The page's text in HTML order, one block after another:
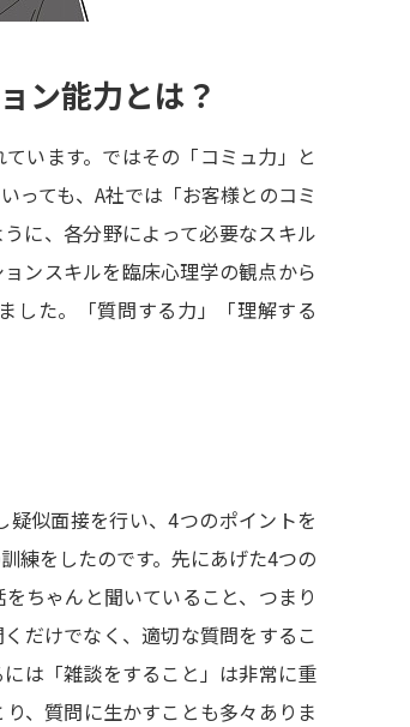
大学で学べる内容や特徴
新増設大学・学部・学科特集
新学年スタート号
オープンキャンパス検索
実施
来場型・Web型イベント特集
受験準備
ン能力とは？
います。ではその「コミュ力」と
ても、A社では「お客様とのコミ
に、各分野によって必要なスキル
ンスキルを臨床心理学の観点から
した。「質問する力」「理解する
似面接を行い、4つのポイントを
練をしたのです。先にあげた4つの
ちゃんと聞いていること、つまり
だけでなく、適切な質問をするこ
は「雑談をすること」は非常に重
、質問に生かすことも多々ありま